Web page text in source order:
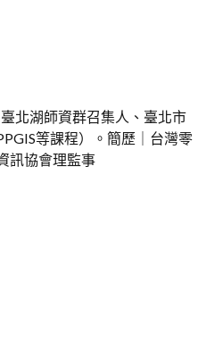
北湖師資群召集人、臺北市
等課程）。簡歷｜台灣零
訊協會理監事